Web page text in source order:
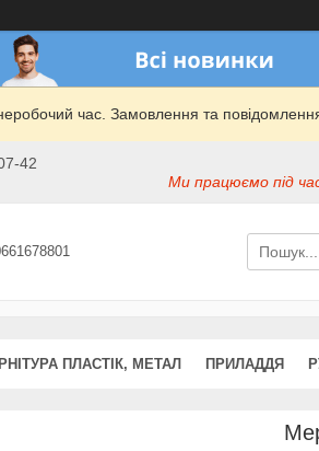
час. Замовлення та
42
Ми працюємо під
ПЛАСТІК, МЕТАЛ ПРИЛАДДЯ